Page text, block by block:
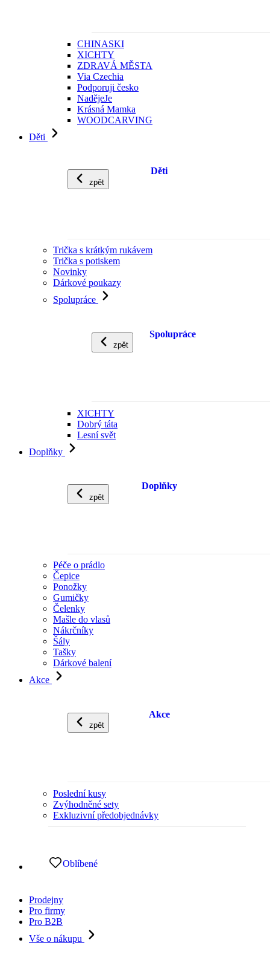
CHINASKI
XICHTY
ZDRAVÁ MĚSTA
Via Czechia
Podporuji česko
NadějeJe
Krásná Mamka
WOODCARVING
Děti
zpět
Děti
Trička s krátkým rukávem
Trička s potiskem
Novinky
Dárkové poukazy
Spolupráce
zpět
Spolupráce
XICHTY
Dobrý táta
Lesní svět
Doplňky
zpět
Doplňky
Péče o prádlo
Čepice
Ponožky
Gumičky
Čelenky
Mašle do vlasů
Nákrčníky
Šály
Tašky
Dárkové balení
Akce
zpět
Akce
Poslední kusy
Zvýhodněné sety
Exkluzivní předobjednávky
Oblíbené
Prodejny
Pro firmy
Pro B2B
Vše o nákupu